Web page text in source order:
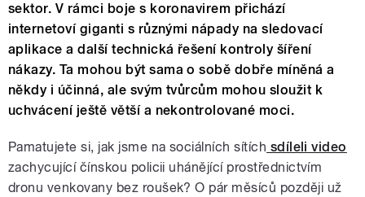
sektor. V rámci boje s koronavirem přichází
internetoví giganti s různými nápady na sledovací
aplikace a další technická řešení kontroly šíření
nákazy. Ta mohou být sama o sobě dobře míněná a
někdy i účinná, ale svým tvůrcům mohou sloužit k
uchvácení ještě větší a nekontrolované moci.
Pamatujete si, jak jsme na sociálních sítích sdíleli video
zachycující čínskou policii uhánějící prostřednictvím
dronu venkovany bez roušek? O pár měsíců později už